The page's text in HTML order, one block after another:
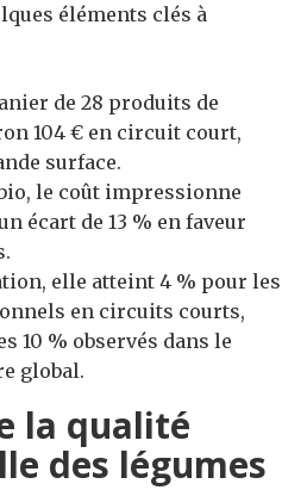
éléments clés à
de 28 produits de
104 € en circuit court,
surface.
le coût impressionne
écart de 13 % en faveur
elle atteint 4 % pour les
en circuits courts,
10 % observés dans le
global.
la qualité
des légumes